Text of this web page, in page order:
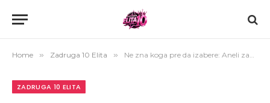
Home » Zadruga 10 Elita » Ne zna koga pre da izabere: Aneli završila između dvojice muškaraca – jedan je njena najveća ljubav, drugog ne ispušta iz ruku!
ZADRUGA 10 ELITA